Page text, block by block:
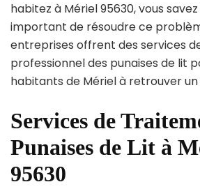
habitez à Mériel 95630, vous
important de résoudre ce
entreprises offrent des services
professionnel des punaises de lit
habitants de Mériel à retrouver
Services de
Punaises de Lit à
95630